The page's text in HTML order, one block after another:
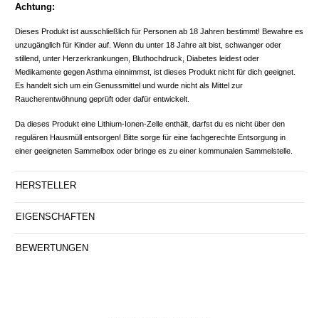
Achtung:
Dieses Produkt ist ausschließlich für Personen ab 18 Jahren bestimmt! Bewahre es
unzugänglich für Kinder auf. Wenn du unter 18 Jahre alt bist, schwanger oder
stillend, unter Herzerkrankungen, Bluthochdruck, Diabetes leidest oder
Medikamente gegen Asthma einnimmst, ist dieses Produkt nicht für dich geeignet.
Es handelt sich um ein Genussmittel und wurde nicht als Mittel zur
Raucherentwöhnung geprüft oder dafür entwickelt.
Da dieses Produkt eine Lithium-Ionen-Zelle enthält, darfst du es nicht über den
regulären Hausmüll entsorgen! Bitte sorge für eine fachgerechte Entsorgung in
einer geeigneten Sammelbox oder bringe es zu einer kommunalen Sammelstelle.
HERSTELLER
EIGENSCHAFTEN
BEWERTUNGEN